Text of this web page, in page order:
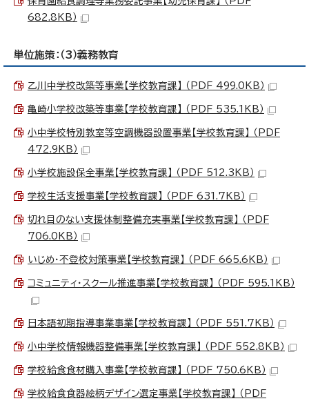
682.8KB）
単位施策：（3）義務教育
乙川中学校改築等事業【学校教育課】 （PDF 499.0KB）
亀崎小学校改築等事業【学校教育課】 （PDF 535.1KB）
小中学校特別教室等空調機器設置事業【学校教育課】 （PDF
472.9KB）
小学校施設保全事業【学校教育課】 （PDF 512.3KB）
学校生活支援事業【学校教育課】 （PDF 631.7KB）
切れ目のない支援体制整備充実事業【学校教育課】 （PDF
706.0KB）
いじめ・不登校対策事業【学校教育課】 （PDF 665.6KB）
コミュニティ・スクール推進事業【学校教育課】 （PDF 595.1KB）
日本語初期指導事業事業【学校教育課】 （PDF 551.7KB）
小中学校情報機器整備事業【学校教育課】 （PDF 552.8KB）
学校給食食材購入事業【学校教育課】 （PDF 750.6KB）
学校給食食器絵柄デザイン選定事業【学校教育課】 （PDF